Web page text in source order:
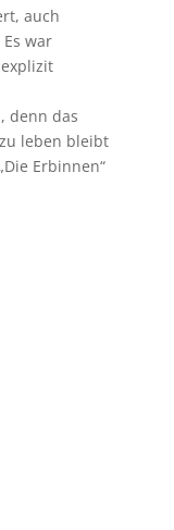
auch
war
denn das
leben bleibt
Erbinnen“